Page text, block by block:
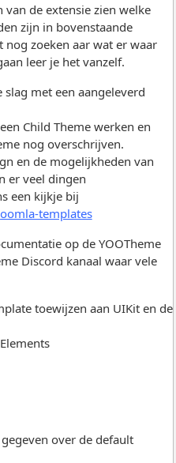
de extensie zien welke
zijn in bovenstaande
zoeken aar wat er waar
leer je het vanzelf.
slag met een aangeleverd
Child Theme werken en
nog overschrijven.
en de mogelijkheden van
er veel dingen
een kijkje bij
templates
op de YOOTheme
Discord kanaal waar vele
toewijzen aan UIKit en de
over de default